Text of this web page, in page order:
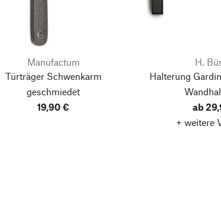
Manufactum
Türträger Schwenkarm
geschmiedet
19,90 €
H.
Halterung
ab
+ weitere